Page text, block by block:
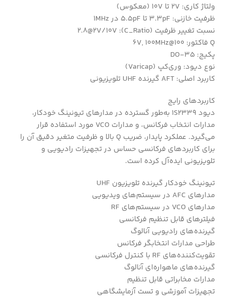
ولتاژ کاری: 2V تا 10V (معکوس)
ظرفیت خازنی: 3.3pF تا 5.5pF در 1MHz
نسبت تغییر ظرفیت (C_Ratio): 2.8@2V/10V
Q فاکتور: 100@6V, 100MHz
پکیج: DO-35
نوع دیود: وری‌کپ (Varicap)
کاربرد اصلی: AFT گیرنده UHF تلویزیونی
کاربردهای رایج
دیود 1S2339 به‌طور گسترده در مدارهای تیونینگ خودکار،
مدارات انتخاب فرکانس، و مدارات VCO مورد استفاده قرار
می‌گیرد. عملکرد پایدار، ضریب Q بالا و ظرفیت متغیر دقیق آن را
برای کاربردهای فرکانسی حساس در تجهیزات رادیویی و
تلویزیونی ایده‌آل کرده است.
تیونینگ خودکار گیرنده تلویزیون UHF
مدارهای AFC در سیستم‌های ویدیویی
مدارهای VCO در سیستم‌های RF
فیلترهای قابل تنظیم فرکانسی
گیرنده‌های رادیویی آنالوگ
طراحی مدارات انتخابگر فرکانس
تقویت‌کننده‌های RF با کنترل فرکانسی
گیرنده‌های ماهواره‌ای آنالوگ
مدارات مخابراتی قابل تنظیم
تجهیزات آموزشی و تست آزمایشگاهی